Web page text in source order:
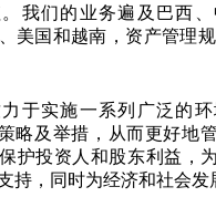
我们的业务遍及巴西
美国和越南，资产管理
于实施一系列广泛的
策略及举措，从而更好地
护投资人和股东利益，
持，同时为经济和社会发